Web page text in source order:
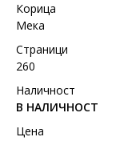
Корица
Мека
Страници
260
Наличност
В НАЛИЧНОСТ
Цена